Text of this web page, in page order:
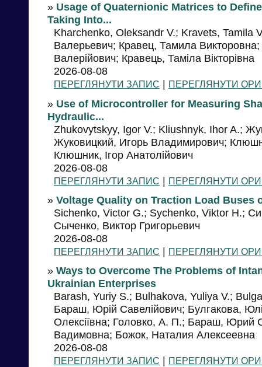
» Usage of Quaternionic Matrices to
Taking Into...
Kharchenko, Oleksandr V.; Kravets, Tamila
Валерьевич; Кравец, Тамила
Валерійович; Кравець, Таміла Вікторівна
2026-08-08
ПЕРЕГЛЯНУТИ ЗАПИС | ПЕРЕГЛЯНУТИ
» Use of Microcontroller for Measuring
Hydraulic...
Zhukovytskyy, Igor V.; Kliushnyk, Ihor A.;
Жуковицкий, Игорь Владимирович;
Клюшник, Ігор Анатолійович
2026-08-08
ПЕРЕГЛЯНУТИ ЗАПИС | ПЕРЕГЛЯНУТИ
» Voltage Quality on Traction Load Buses
Sichenko, Victor G.; Sychenko, Viktor H.;
Сыченко, Виктор Григорьевич
2026-08-08
ПЕРЕГЛЯНУТИ ЗАПИС | ПЕРЕГЛЯНУТИ
» Ways to Overcome The Problems of
Ukrainian Enterprises
Barash, Yuriy S.; Bulhakova, Yuliya V.;
Бараш, Юрій Савелійович; Булгакова,
Олексіївна; Головко, А. П.; Бараш, Юрий
Вадимовна; Божок, Наталия Алексеевна
2026-08-08
ПЕРЕГЛЯНУТИ ЗАПИС | ПЕРЕГЛЯНУТИ